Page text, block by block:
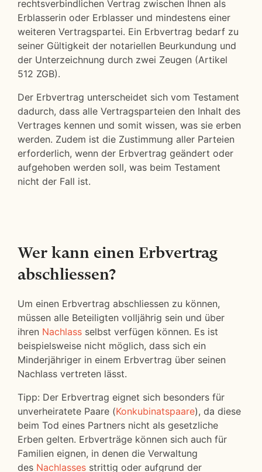
rechtsverbindlichen Vertrag zwischen Ihnen als
Erblasserin oder Erblasser und mindestens einer
weiteren Vertragspartei. Ein Erbvertrag bedarf zu
seiner Gültigkeit der notariellen Beurkundung und
der Unterzeichnung durch zwei Zeugen (Artikel
512 ZGB).
Der Erbvertrag unterscheidet sich vom Testament
dadurch, dass alle Vertragsparteien den Inhalt des
Vertrages kennen und somit wissen, was sie erben
werden. Zudem ist die Zustimmung aller Parteien
erforderlich, wenn der Erbvertrag geändert oder
aufgehoben werden soll, was beim Testament
nicht der Fall ist.
Wer kann einen Erbvertrag
abschliessen?
Um einen Erbvertrag abschliessen zu können,
müssen alle Beteiligten volljährig sein und über
ihren Nachlass selbst verfügen können. Es ist
beispielsweise nicht möglich, dass sich ein
Minderjähriger in einem Erbvertrag über seinen
Nachlass vertreten lässt.
Tipp: Der Erbvertrag eignet sich besonders für
unverheiratete Paare (Konkubinatspaare), da diese
beim Tod eines Partners nicht als gesetzliche
Erben gelten. Erbverträge können sich auch für
Familien eignen, in denen die Verwaltung
des Nachlasses strittig oder aufgrund der